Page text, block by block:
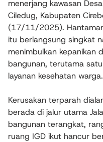
menerjang kawasan
Ciledug, Kabupaten
(17/11/2025).
itu berlangsung singkat
menimbulkan kepanikan
bangunan, terutama
layanan kesehatan warga.
Kerusakan terparah
berada di jalur utama
bangunan terangkat,
ruang IGD ikut hancur